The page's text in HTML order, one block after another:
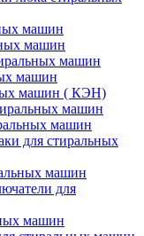
машин
машин
машин
машин
машин ( КЭН)
машин
машин
для стиральных
машин
для
машин